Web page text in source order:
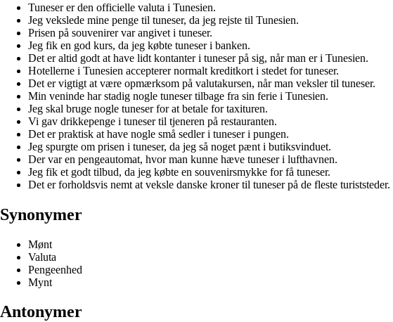
Tuneser er den officielle valuta i Tunesien.
Jeg vekslede mine penge til tuneser, da jeg rejste til Tunesien.
Prisen på souvenirer var angivet i tuneser.
Jeg fik en god kurs, da jeg købte tuneser i banken.
Det er altid godt at have lidt kontanter i tuneser på sig, når man er i Tunesien.
Hotellerne i Tunesien accepterer normalt kreditkort i stedet for tuneser.
Det er vigtigt at være opmærksom på valutakursen, når man veksler til tuneser.
Min veninde har stadig nogle tuneser tilbage fra sin ferie i Tunesien.
Jeg skal bruge nogle tuneser for at betale for taxituren.
Vi gav drikkepenge i tuneser til tjeneren på restauranten.
Det er praktisk at have nogle små sedler i tuneser i pungen.
Jeg spurgte om prisen i tuneser, da jeg så noget pænt i butiksvinduet.
Der var en pengeautomat, hvor man kunne hæve tuneser i lufthavnen.
Jeg fik et godt tilbud, da jeg købte en souvenirsmykke for få tuneser.
Det er forholdsvis nemt at veksle danske kroner til tuneser på de fleste turiststeder.
Synonymer
Mønt
Valuta
Pengeenhed
Mynt
Antonymer